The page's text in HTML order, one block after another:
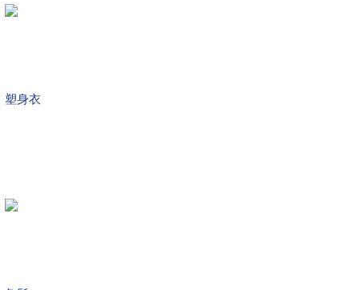
塑身衣